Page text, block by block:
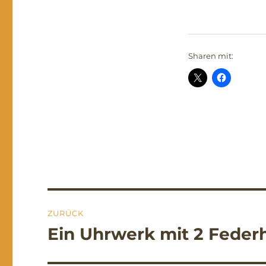
Sharen mit:
ZURÜCK
Vorheriger
Ein Uhrwerk mit 2